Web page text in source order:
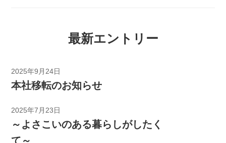
最新エントリー
2025年9月24日
本社移転のお知らせ
2025年7月23日
～よさこいのある暮らしがしたく
て～